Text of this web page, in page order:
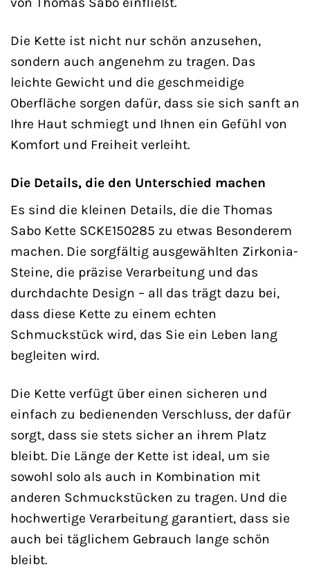
Die Kette ist nicht nur schön anzusehen,
sondern auch angenehm zu tragen. Das
leichte Gewicht und die geschmeidige
Oberfläche sorgen dafür, dass sie sich sanft an
Ihre Haut schmiegt und Ihnen ein Gefühl von
Komfort und Freiheit verleiht.
Die Details, die den Unterschied machen
Es sind die kleinen Details, die die Thomas
Sabo Kette SCKE150285 zu etwas Besonderem
machen. Die sorgfältig ausgewählten Zirkonia-
Steine, die präzise Verarbeitung und das
durchdachte Design – all das trägt dazu bei,
dass diese Kette zu einem echten
Schmuckstück wird, das Sie ein Leben lang
begleiten wird.
Die Kette verfügt über einen sicheren und
einfach zu bedienenden Verschluss, der dafür
sorgt, dass sie stets sicher an ihrem Platz
bleibt. Die Länge der Kette ist ideal, um sie
sowohl solo als auch in Kombination mit
anderen Schmuckstücken zu tragen. Und die
hochwertige Verarbeitung garantiert, dass sie
auch bei täglichem Gebrauch lange schön
bleibt.